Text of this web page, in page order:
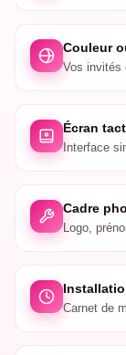
Couleur
Vos invités
Écran
Interface
Cadre
Logo,
Carnet de